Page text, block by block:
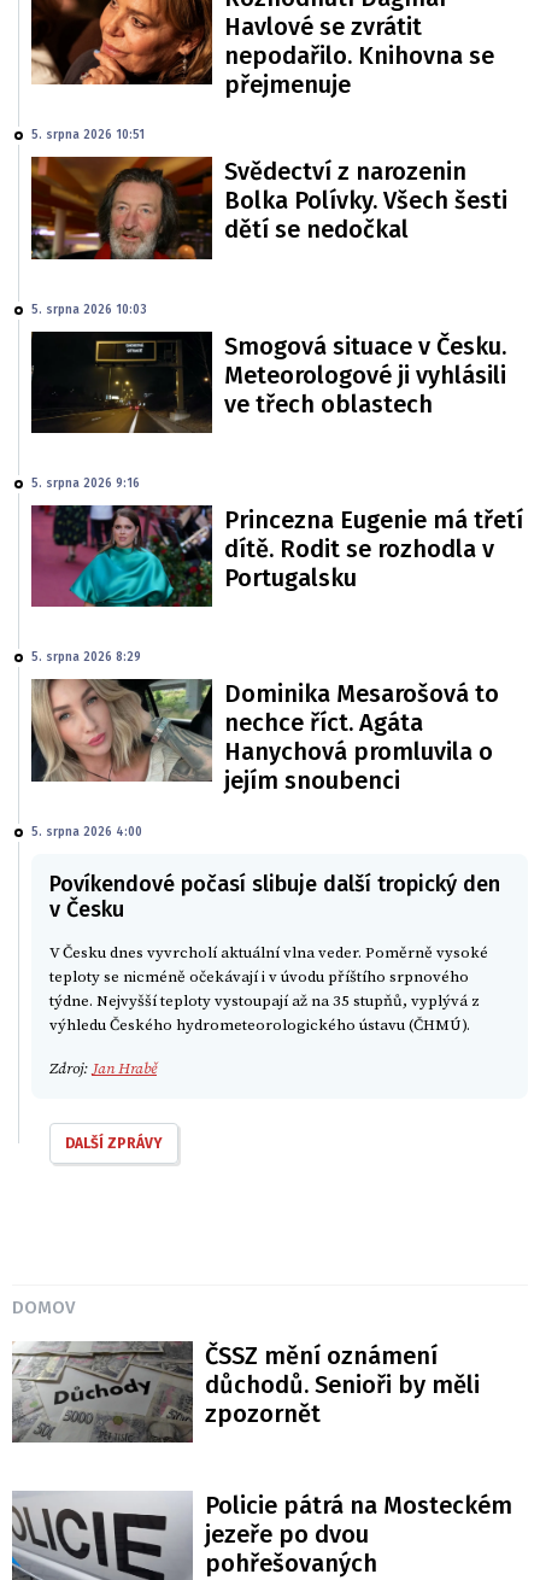
Havlové se zvrátit
nepodařilo. Knihovna se
přejmenuje
5. srpna 2026 10:51
Svědectví z narozenin
Bolka Polívky. Všech šesti
dětí se nedočkal
5. srpna 2026 10:03
Smogová situace v Česku.
Meteorologové ji vyhlásili
ve třech oblastech
5. srpna 2026 9:16
Princezna Eugenie má třetí
dítě. Rodit se rozhodla v
Portugalsku
5. srpna 2026 8:29
Dominika Mesarošová to
nechce říct. Agáta
Hanychová promluvila o
jejím snoubenci
5. srpna 2026 4:00
Povíkendové počasí slibuje další tropický den
v Česku
V Česku dnes vyvrcholí aktuální vlna veder. Poměrně vysoké
teploty se nicméně očekávají i v úvodu příštího srpnového
týdne. Nejvyšší teploty vystoupají až na 35 stupňů, vyplývá z
výhledu Českého hydrometeorologického ústavu (ČHMÚ).
Zdroj: Jan Hrabě
DALŠÍ ZPRÁVY
DOMOV
ČSSZ mění oznámení
důchodů. Senioři by měli
zpozornět
Policie pátrá na Mosteckém
jezeře po dvou
pohřešovaných